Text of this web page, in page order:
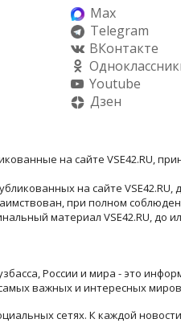
Max
Telegram
ВКонтакте
Youtube
Дзен
на сайте VSE42.RU,
на сайте
при полном
материал VSE42.RU, до
России и мира - это
важных и интересных
сетях. К каждой